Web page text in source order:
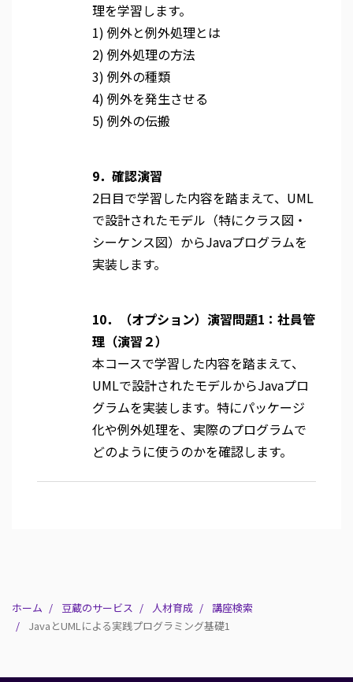
理を学習します。
1) 例外と例外処理とは
2) 例外処理の方法
3) 例外の種類
4) 例外を発生させる
5) 例外の伝搬
9．確認演習
2日目で学習した内容を踏まえて、UML
で設計されたモデル（特にクラス図・
シーケンス図）からJavaプログラムを
実装します。
10．（オプション）演習問題1：社員管
理（演習２）
本コースで学習した内容を踏まえて、
UMLで設計されたモデルからJavaプロ
グラムを実装します。特にパッケージ
化や例外処理を、実際のプログラムで
どのように使うのかを確認します。
ホーム 豆蔵のサービス 人材育成
講座検索
JavaとUMLによる実践プログラミング基礎1